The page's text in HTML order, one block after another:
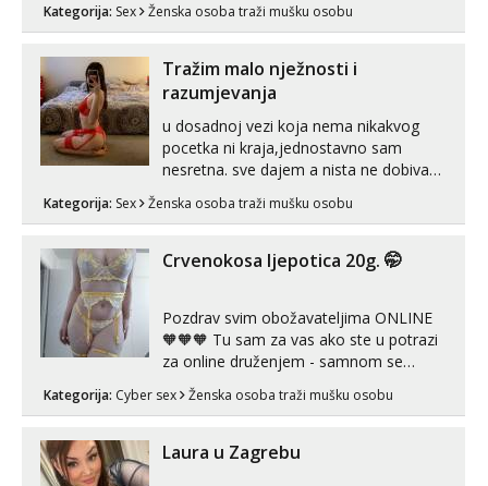
može i nešto više.💋🌺 Klikni na link
Kategorija: Sex Ženska osoba traži mušku osobu
Tražim malo nježnosti i
razumjevanja
u dosadnoj vezi koja nema nikakvog
pocetka ni kraja,jednostavno sam
nesretna. sve dajem a nista ne dobivam
zadovoljiti moje potrebe,ne trazim puno
volim njezan seks i njezne poljupce po
tijelu koji me jako pale,obozavam kad
Kategorija: Sex Ženska osoba traži mušku osobu
Crvenokosa ljepotica 20g. 🤭
Pozdrav svim obožavateljima ONLINE
🧡🧡🧡 Tu sam za vas ako ste u potrazi
za online druženjem - samnom se
možete zabaviti preko videopoziva, ili
ako vam nisam dovoljna radim i u paru i
😉 Radim i vruća tipkanja uz slike i hot
line pozive. Za vas sam pripremila ...
Kategorija: Cyber sex Ženska osoba traži mušku osobu
Laura u Zagrebu